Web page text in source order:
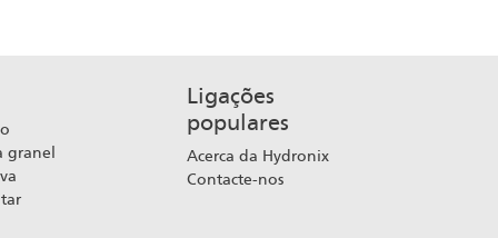
granel
Ligações
populares
Acerca da Hydronix
Contacte-nos